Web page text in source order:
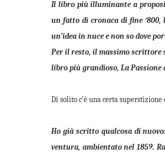
Il libro più illuminante a
un fatto di cronaca di fine ‘800,
un’idea in nuce e non so dove
Per il resto, il massimo scrittore
libro più grandioso, La Passione
Di solito c’è una certa
Ho già scritto qualcosa di
ventura, ambientato nel 1859.